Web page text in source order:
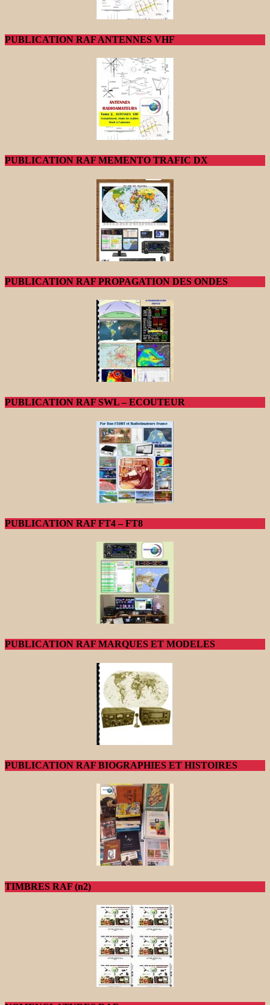
PUBLICATION RAF ANTENNES VHF
PUBLICATION RAF MEMENTO TRAFIC DX
PUBLICATION RAF PROPAGATION DES ONDES
PUBLICATION RAF SWL – ECOUTEUR
PUBLICATION RAF FT4 – FT8
PUBLICATION RAF MARQUES ET MODELES
PUBLICATION RAF BIOGRAPHIES ET HISTOIRES
TIMBRES RAF (n2)